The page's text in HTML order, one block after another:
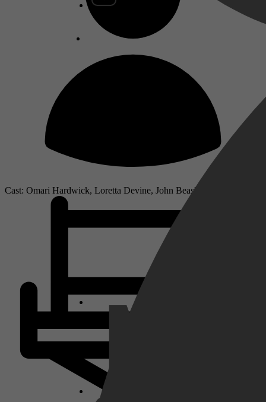
Cast: Omari Hardwick, Loretta Devine, John Beasley